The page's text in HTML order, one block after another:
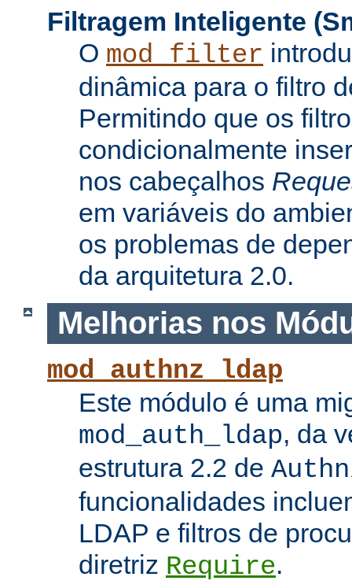
Filtragem Inteligente
O mod_filter
dinâmica para o filtro
Permitindo que os
condicionalmente
nos cabeçalhos
em variáveis do
os problemas de
da arquitetura 2.0.
Melhorias nos
mod_authnz_ldap
Este módulo é uma
mod_auth_ldap, da
estrutura 2.2 de
funcionalidades
LDAP e filtros de
diretriz Require.